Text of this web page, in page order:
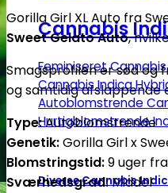
Cannabis
Feminiseret
Cannabis Indica
Autoblomstrende
Hurtigblomstrende
Diverse Cannabis
|
Autoblomstrende
skunkfrø
-
Sweet
Seeds
antal
Gorilla Girl XL Auto fra
Sweet Gelato Auto,
Smagsprofilen er sød og
og samtidig afslappende
Type:Autoblomstrende
Genetik:Gorilla Girl x
Blomstringstid:9 uger
Sværhedsgrad:Middel